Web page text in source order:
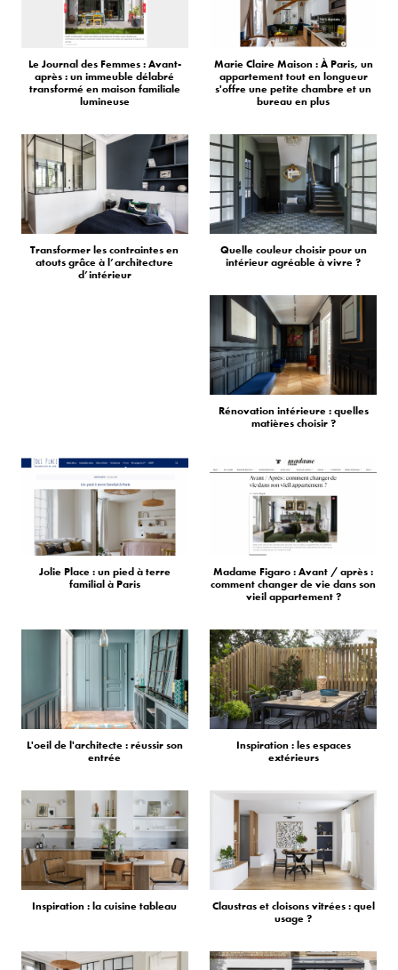
Le Journal des Femmes : Avant-
après : un immeuble délabré
transformé en maison familiale
lumineuse
Marie Claire Maison : À Paris, un
appartement tout en longueur
s'offre une petite chambre et un
bureau en plus
Transformer les contraintes en
atouts grâce à l’architecture
d’intérieur
Quelle couleur choisir pour un
intérieur agréable à vivre ?
Rénovation intérieure : quelles
matières choisir ?
Jolie Place : un pied à terre
familial à Paris
Madame Figaro : Avant / après :
comment changer de vie dans son
vieil appartement ?
L'oeil de l'architecte : réussir son
entrée
Inspiration : les espaces
extérieurs
Inspiration : la cuisine tableau
Claustras et cloisons vitrées : quel
usage ?